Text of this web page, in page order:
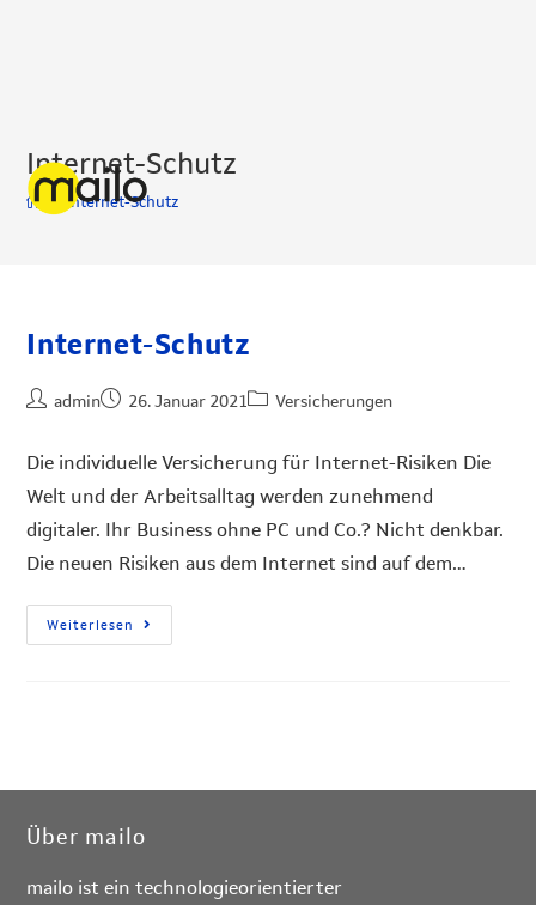
Internet-Schutz
> Internet-Schutz
Internet-Schutz
admin 26. Januar 2021 Versicherungen
Die individuelle Versicherung für Internet-Risiken Die
Welt und der Arbeitsalltag werden zunehmend
digitaler. Ihr Business ohne PC und Co.? Nicht denkbar.
Die neuen Risiken aus dem Internet sind auf dem…
Weiterlesen
Über mailo
mailo ist ein technologieorientierter